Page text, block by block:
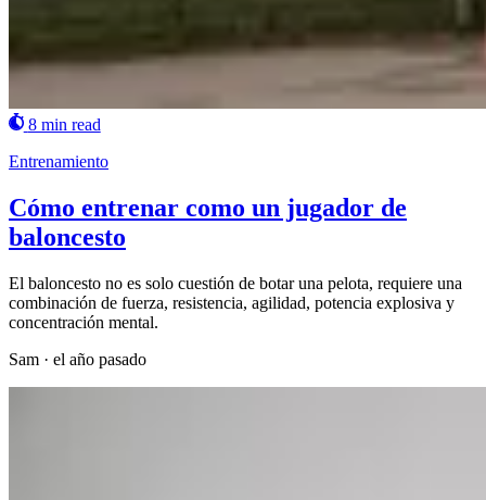
8 min read
Entrenamiento
Cómo entrenar como un jugador de
baloncesto
El baloncesto no es solo cuestión de botar una pelota, requiere una
combinación de fuerza, resistencia, agilidad, potencia explosiva y
concentración mental.
Sam · el año pasado